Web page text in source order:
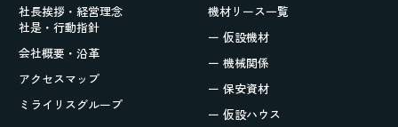
社長挨拶・経営理念
社是・行動指針
会社概要・沿革
アクセスマップ
ミライリスグループ
機材リース一覧
ー 仮設機材
ー 機械関係
ー 保安資材
ー 仮設ハウス